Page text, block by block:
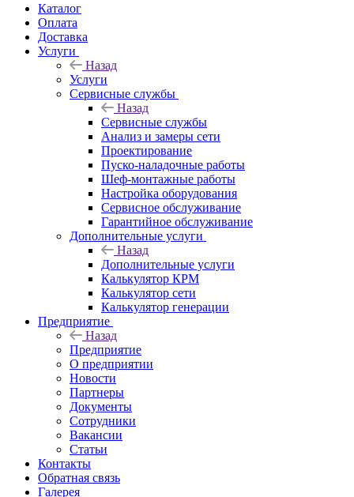
Каталог
Оплата
Доставка
Услуги
Назад
Услуги
Сервисные службы
Назад
Сервисные службы
Анализ и замеры сети
Проектирование
Пуско-наладочные работы
Шеф-монтажные работы
Настройка оборудования
Сервисное обслуживание
Гарантийное обслуживание
Дополнительные услуги
Назад
Дополнительные услуги
Калькулятор КРМ
Калькулятор сети
Калькулятор генерации
Предприятие
Назад
Предприятие
О предприятии
Новости
Партнеры
Документы
Сотрудники
Вакансии
Статьи
Контакты
Обратная связь
Галерея